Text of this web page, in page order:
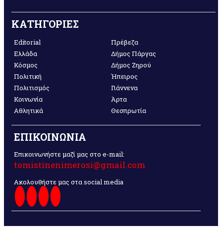
ΚΑΤΗΓΟΡΙΕΣ
Editorial
Ελλάδα
Κόσμος
Πολιτική
Πολιτισμός
Κοινωνία
Αθλητικά
Πρέβεζα
Δήμος Πάργας
Δήμος Ζηρού
Ήπειρος
Γιάννενα
Άρτα
Θεσπρωτία
ΕΠΙΚΟΙΝΩΝΙΑ
Επικοινωνήστε μαζί μας στο e-mail:
tomistinenimerosi@gmail.com
Ακολουθήστε μας στα social media